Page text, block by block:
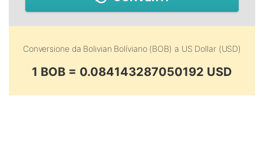
Conversione da Bolivian Bolíviano (BOB) a US Dollar (USD)
1 BOB = 0.084143287050192 USD